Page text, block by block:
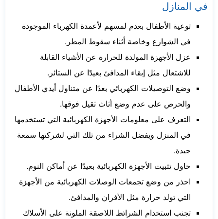
في المنازل
توعية الأطفال بعدم لمسهم لأعمدة الكهرباء الموجودة
في الشوارع وخاصة أثناء سقوط المطر.
عزل الأجهزة المولدة للحرارة عن الأشياء القابلة
للاشتعال مثل إبقاء المدافئ بعيدًا عن الستائر.
وضع التوصيلات الكهربائي بعدًا عن متناول أيدي الأطفال
والحرص على عدم وضع أثاث ثقيل فوقها.
التعرف على معلومات الأجهزة الكهربائية التي تستخدمها
في المنزل ويفضل الشراء من تلك التي لشركتها سمعة
جيدة.
حاول تثبيت الأجهزة الكهربائية بعيدًا عن أماكن النوم.
احذر من وضع تجمعات الوصلات الكهربائية من الأجهزة
التي تولد حرارة مثل الأفران والمدافئ.
تجنب استخدام الشرائط اللاصقة الملونة على الأسلاك